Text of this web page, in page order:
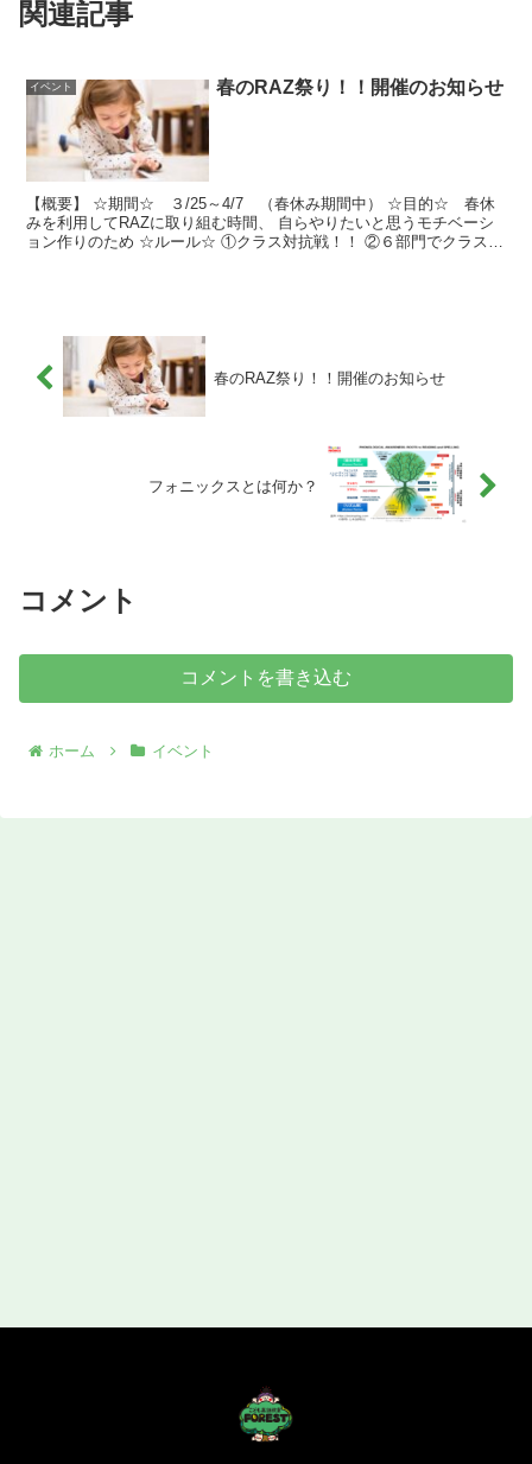
関連記事
イベント 春のRAZ祭り！！開催のお知らせ
【概要】 ☆期間☆ ３/25～4/7 （春休み期間中） ☆目的☆ 春休
みを利用してRAZに取り組む時間、 自らやりたいと思うモチベーシ
ョン作りのため ☆ルール☆ ①クラス対抗戦！！ ②６部門でクラスの
春のRAZ祭り！！開催のお知らせ
フォニックスとは何か？
コメント
コメントを書き込む
ホーム イベント